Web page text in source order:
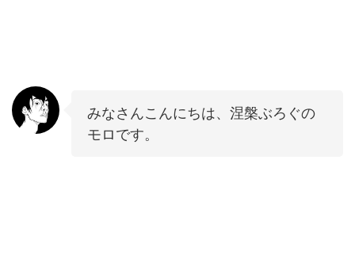
みなさんこんにちは、涅槃ぶろぐの
モロです。